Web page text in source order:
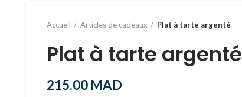
Accueil Articles de cadeaux Plat à tarte argenté
Plat à tarte argenté
215.00 MAD